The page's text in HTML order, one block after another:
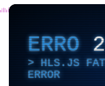
ERRO
HLS.JS
ERROR